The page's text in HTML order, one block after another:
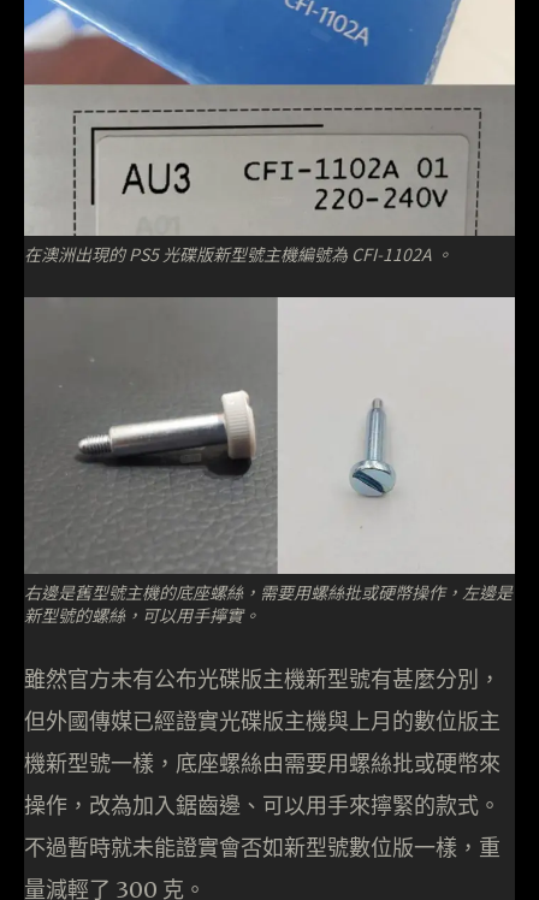
在澳洲出現的 PS5 光碟版新型號主機編號為 CFI-1102A 。
右邊是舊型號主機的底座螺絲，需要用螺絲批或硬幣操作，左邊是
新型號的螺絲，可以用手擰實。
雖然官方未有公布光碟版主機新型號有甚麼分別，
但外國傳媒已經證實光碟版主機與上月的數位版主
機新型號一樣，底座螺絲由需要用螺絲批或硬幣來
操作，改為加入鋸齒邊、可以用手來擰緊的款式。
不過暫時就未能證實會否如新型號數位版一樣，重
量減輕了 300 克。